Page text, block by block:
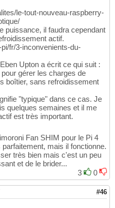
le-tout-nouveau-raspberry-
puissance, il faudra cependant
actif.
fr/3-inconvenients-du-
Upton a écrit ce qui suit :
gérer les charges de
boîtier, sans refroidissement
"typique" dans ce cas. Je
quelques semaines et il me
est très important.
Fan SHIM pour le Pi 4
mais il fonctionne.
très bien mais c'est un peu
et de le brider...
3
0
#46